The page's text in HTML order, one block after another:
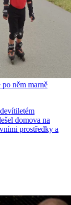
něm marně
domova na
prostředky a